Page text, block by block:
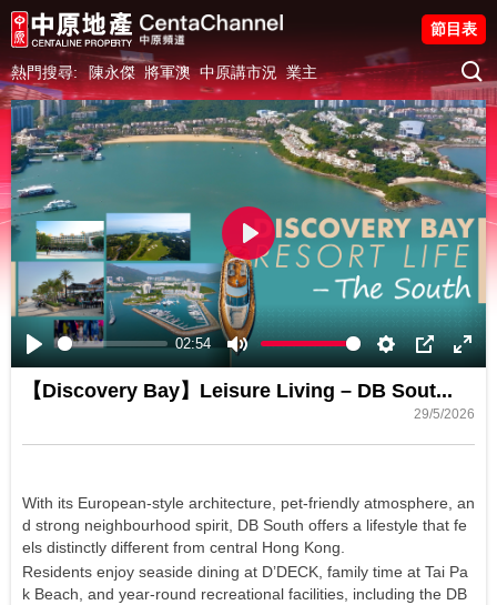
熱門搜尋: 陳永傑 將軍澳 中原講市況 業主
節目表
Play
02:54
Mute Settings
PIP
Play
【Discovery Bay】Leisure Living – DB Sout...
29/5/2026
With its European-style architecture, pet-friendly atmosphere, an
d strong neighbourhood spirit, DB South offers a lifestyle that fe
els distinctly different from central Hong Kong.
Residents enjoy seaside dining at D’DECK, family time at Tai Pa
k Beach, and year-round recreational facilities, including the DB